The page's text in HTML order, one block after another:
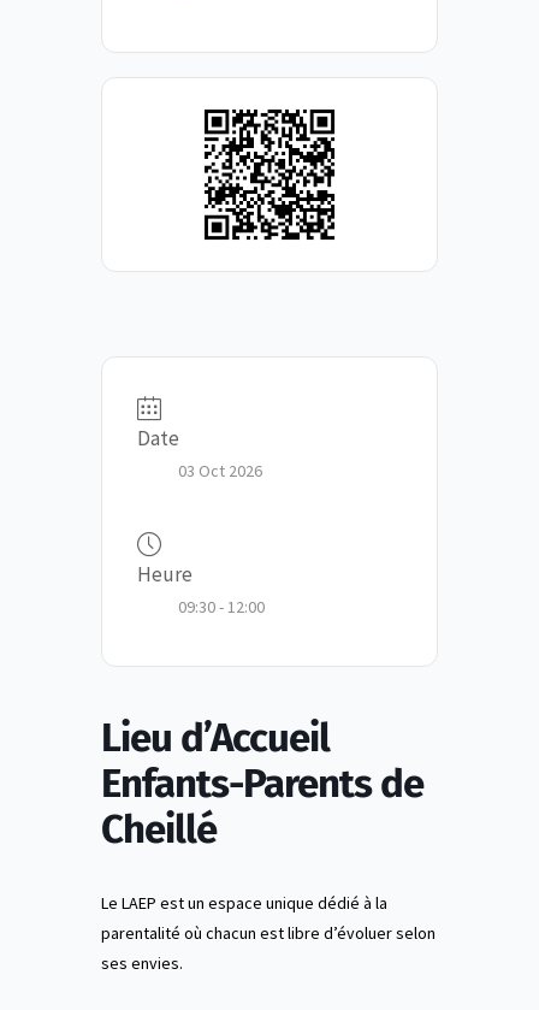
Date
03 Oct 2026
Heure
09:30 - 12:00
Lieu d’Accueil
Enfants-Parents de
Cheillé
Le LAEP est un espace unique dédié à la
parentalité où chacun est libre d’évoluer selon
ses envies.